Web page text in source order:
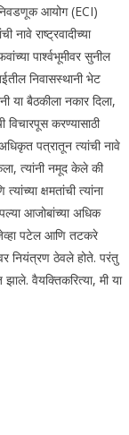
आयोग(ECI)
राष्ट्रवादीच्या
पार्श्वभूमीवर सुनील
निवासस्थानी भेट
या बैठकीला नकार दिला,
करण्यासाठी
पत्रातून त्यांची नावे
त्यांनी नमूद केले की
क्षमतांची त्यांना
आजोबांच्या अधिक
पटेल आणि तटकरे
नियंत्रण ठेवले होते. परंतु
वैयक्तिकरित्या, मी या